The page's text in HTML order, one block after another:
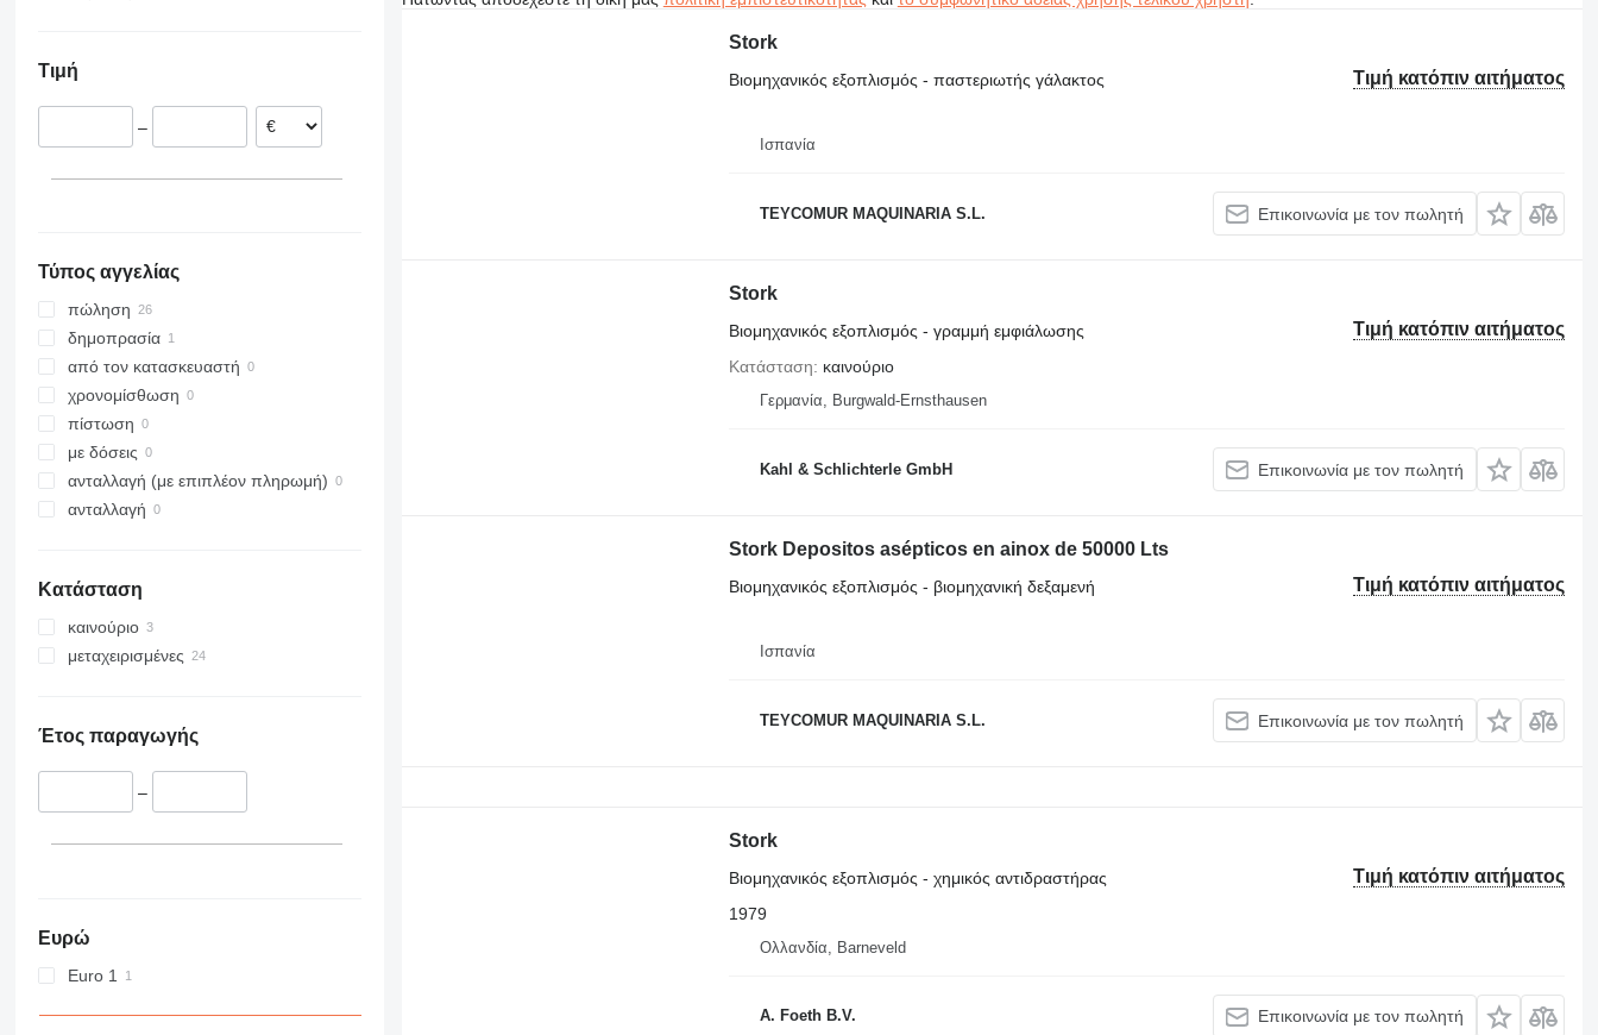
Ισπανία
Βέλγιο
Τιμή
–
Τύπος αγγελίας
πώληση
δημοπρασία
από τον κατασκευαστή
χρονομίσθωση
πίστωση
με δόσεις
ανταλλαγή (με επιπλέον πληρωμή)
ανταλλαγή
Κατάσταση
καινούριο
μεταχειρισμένες
Έτος παραγωγής
–
Ευρώ
Euro 1
Stork
Τιμή κατόπιν αιτήματος
Βιομηχανικός εξοπλισμός - παστεριωτής γάλακτος
Ισπανία
TEYCOMUR MAQUINARIA S.L. Επικοινωνία με τον πωλητή
Stork
Τιμή κατόπιν αιτήματος
Βιομηχανικός εξοπλισμός - γραμμή εμφιάλωσης
Κατάσταση
καινούριο
Γερμανία, Burgwald-Ernsthausen
Kahl & Schlichterle GmbH Επικοινωνία με τον πωλητή
Stork Depositos asépticos en ainox de 50000 Lts
Τιμή κατόπιν αιτήματος
Βιομηχανικός εξοπλισμός - βιομηχανική δεξαμενή
Ισπανία
TEYCOMUR MAQUINARIA S.L. Επικοινωνία με τον πωλητή
Stork
Τιμή κατόπιν αιτήματος
Βιομηχανικός εξοπλισμός - χημικός αντιδραστήρας
1979
Ολλανδία, Barneveld
A. Foeth B.V. Επικοινωνία με τον πωλητή